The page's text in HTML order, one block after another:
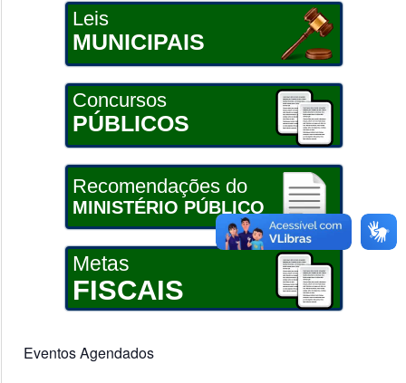
Leis
MUNICIPAIS
Concursos
PÚBLICOS
Recomendações do
MINISTÉRIO PÚBLICO
Metas
FISCAIS
Eventos Agendados